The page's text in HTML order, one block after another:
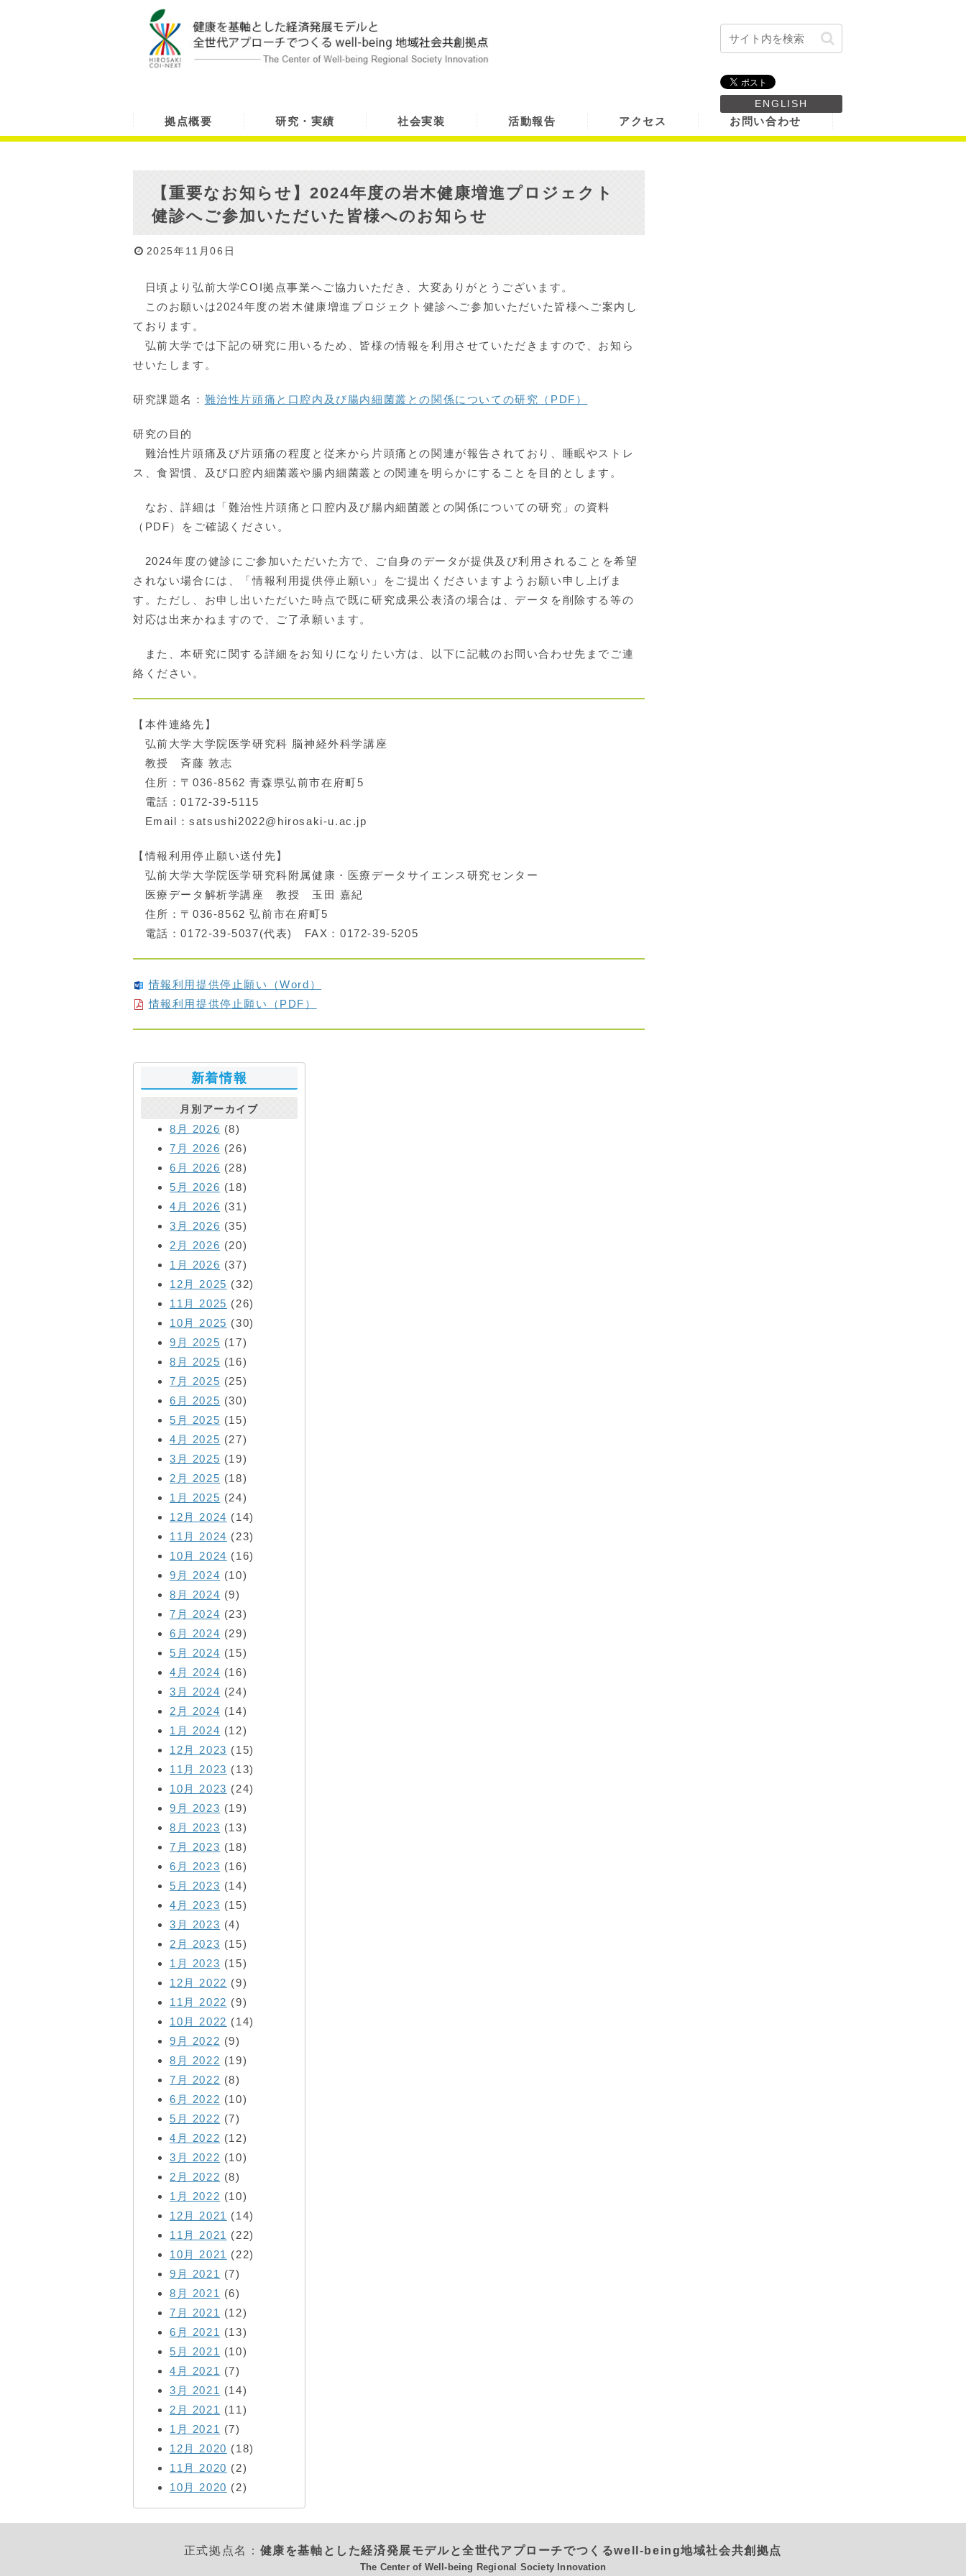
ENGLISH
拠点概要 研究・実績 社会実装 活動報告 アクセス お問い合わせ
【重要なお知らせ】2024年度の岩木健康増進プロジェクト
健診へご参加いただいた皆様へのお知らせ
2025年11月06日
日頃より弘前大学COI拠点事業へご協力いただき、大変ありがとうございます。
このお願いは2024年度の岩木健康増進プロジェクト健診へご参加いただいた皆様へご案内し
ております。
弘前大学では下記の研究に用いるため、皆様の情報を利用させていただきますので、お知ら
せいたします。
研究課題名： 難治性片頭痛と口腔内及び腸内細菌叢との関係についての研究（PDF）
研究の目的
難治性片頭痛及び片頭痛の程度と従来から片頭痛との関連が報告されており、睡眠やストレ
ス、食習慣、及び口腔内細菌叢や腸内細菌叢との関連を明らかにすることを目的とします。
なお、詳細は「難治性片頭痛と口腔内及び腸内細菌叢との関係についての研究」の資料
（PDF）をご確認ください。
2024年度の健診にご参加いただいた方で、ご自身のデータが提供及び利用されることを希望
されない場合には、「情報利用提供停止願い」をご提出くださいますようお願い申し上げま
す。ただし、お申し出いただいた時点で既に研究成果公表済の場合は、データを削除する等の
対応は出来かねますので、ご了承願います。
また、本研究に関する詳細をお知りになりたい方は、以下に記載のお問い合わせ先までご連
絡ください。
【本件連絡先】
弘前大学大学院医学研究科 脳神経外科学講座
教授 斉藤 敦志
住所：〒036-8562 ⻘森県弘前市在府町5
電話：0172-39-5115
Email：satsushi2022@hirosaki-u.ac.jp
【情報利用停止願い送付先】
弘前大学大学院医学研究科附属健康・医療データサイエンス研究センター
医療データ解析学講座 教授 玉田 嘉紀
住所：〒036-8562 弘前市在府町5
電話：0172-39-5037(代表) FAX：0172-39-5205
情報利用提供停止願い（Word）
情報利用提供停止願い（PDF）
新着情報
月別アーカイブ
8月 2026 (8)
7月 2026 (26)
6月 2026 (28)
5月 2026 (18)
4月 2026 (31)
3月 2026 (35)
2月 2026 (20)
1月 2026 (37)
12月 2025 (32)
11月 2025 (26)
10月 2025 (30)
9月 2025 (17)
8月 2025 (16)
7月 2025 (25)
6月 2025 (30)
5月 2025 (15)
4月 2025 (27)
3月 2025 (19)
2月 2025 (18)
1月 2025 (24)
12月 2024 (14)
11月 2024 (23)
10月 2024 (16)
9月 2024 (10)
8月 2024 (9)
7月 2024 (23)
6月 2024 (29)
5月 2024 (15)
4月 2024 (16)
3月 2024 (24)
2月 2024 (14)
1月 2024 (12)
12月 2023 (15)
11月 2023 (13)
10月 2023 (24)
9月 2023 (19)
8月 2023 (13)
7月 2023 (18)
6月 2023 (16)
5月 2023 (14)
4月 2023 (15)
3月 2023 (4)
2月 2023 (15)
1月 2023 (15)
12月 2022 (9)
11月 2022 (9)
10月 2022 (14)
9月 2022 (9)
8月 2022 (19)
7月 2022 (8)
6月 2022 (10)
5月 2022 (7)
4月 2022 (12)
3月 2022 (10)
2月 2022 (8)
1月 2022 (10)
12月 2021 (14)
11月 2021 (22)
10月 2021 (22)
9月 2021 (7)
8月 2021 (6)
7月 2021 (12)
6月 2021 (13)
5月 2021 (10)
4月 2021 (7)
3月 2021 (14)
2月 2021 (11)
1月 2021 (7)
12月 2020 (18)
11月 2020 (2)
10月 2020 (2)
正式拠点名： 健康を基軸とした経済発展モデルと全世代アプローチでつくるwell-being地域社会共創拠点
The Center of Well-being Regional Society Innovation